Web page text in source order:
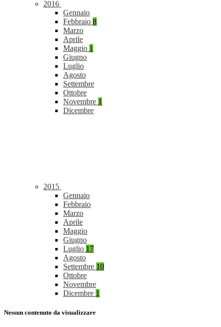
2016
Gennaio
Febbraio 8
Marzo
Aprile
Maggio 1
Giugno
Luglio
Agosto
Settembre
Ottobre
Novembre 1
Dicembre
2015
Gennaio
Febbraio
Marzo
Aprile
Maggio
Giugno
Luglio 17
Agosto
Settembre 10
Ottobre
Novembre
Dicembre 1
Nessun contenuto da visualizzare